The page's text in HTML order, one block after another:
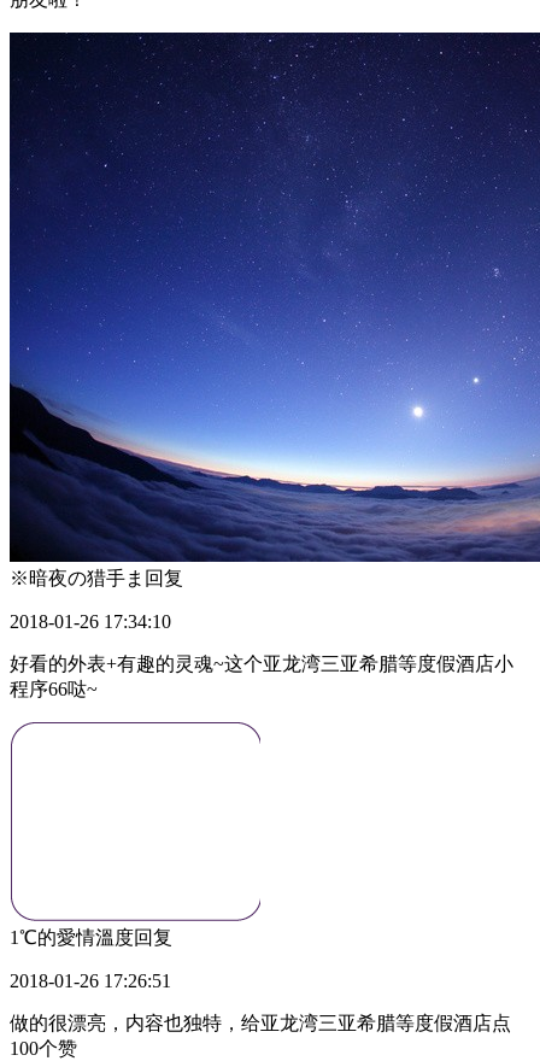
※暗夜の猎手ま 回复
2018-01-26 17:34:10
好看的外表+有趣的灵魂~这个亚龙湾三亚希腊等度假酒店小
程序66哒~
1℃的愛情溫度回复
2018-01-26 17:26:51
做的很漂亮，内容也独特，给亚龙湾三亚希腊等度假酒店点
100个赞